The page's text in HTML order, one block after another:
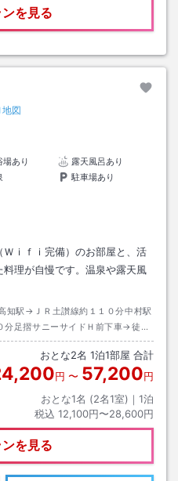
を見る
地図
場あり
露天風呂あり
駐車場あり
ｉｆｉ完備）のお部屋と、活
理が自慢です。温泉や露天風
知駅→ＪＲ土讃線約１１０分中村駅
足摺サニーサイドＨ前下車→徒歩
おとな2名 1泊1部屋 合計
円 〜 57,200円
おとな1名 (2名1室)｜ 1泊
税込 12,100円〜28,600円
を見る